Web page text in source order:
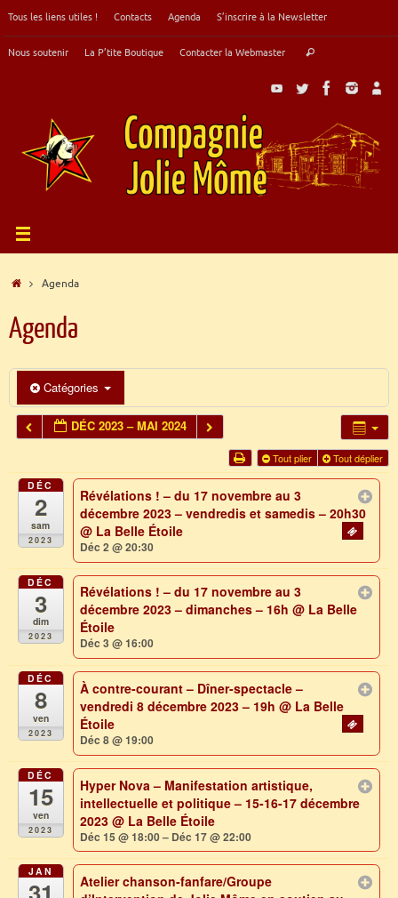
au
Tous les liens utiles ! Contacts Agenda S’inscrire à la Newsletter
Nous soutenir La P’tite Boutique Contacter la Webmaster Rechercher
Accueil
Agenda
Agenda
Catégories
DÉC 2023 – MAI 2024
Tout plier Tout déplier
DÉC
2
sam
2023
Révélations ! – du 17 novembre au 3
décembre 2023 – vendredis et samedis – 20h30
@ La Belle Étoile
Déc 2 @ 20:30
DÉC
3
dim
2023
Révélations ! – du 17 novembre au 3
décembre 2023 – dimanches – 16h@ La Belle
Étoile
Déc 3 @ 16:00
DÉC
8
ven
2023
À contre-courant – Dîner-spectacle –
vendredi 8 décembre 2023 – 19h@ La Belle
Étoile
Déc 8 @ 19:00
DÉC
15
ven
2023
Hyper Nova – Manifestation artistique,
intellectuelle et politique – 15-16-17 décembre
2023@ La Belle Étoile
Déc 15 @ 18:00 – Déc 17 @ 22:00
JAN
Atelier chanson-fanfare/Groupe